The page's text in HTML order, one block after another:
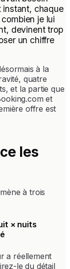
instant, chaque
je lui
devinent trop
un chiffre
à la
quatre
et la partie que
et
offre est
les
à trois
× nuits
a réellement
le du détail